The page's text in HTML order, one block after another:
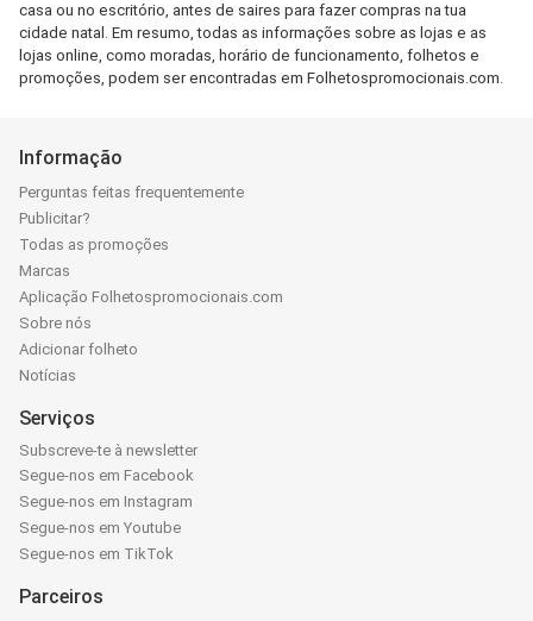
casa ou no escritório, antes de saires para fazer compras na tua
cidade natal. Em resumo, todas as informações sobre as lojas e as
lojas online, como moradas, horário de funcionamento, folhetos e
promoções, podem ser encontradas em Folhetospromocionais.com.
Informação
Perguntas feitas frequentemente
Publicitar?
Todas as promoções
Marcas
Aplicação Folhetospromocionais.com
Sobre nós
Adicionar folheto
Notícias
Serviços
Subscreve-te à newsletter
Segue-nos em Facebook
Segue-nos em Instagram
Segue-nos em Youtube
Segue-nos em TikTok
Parceiros